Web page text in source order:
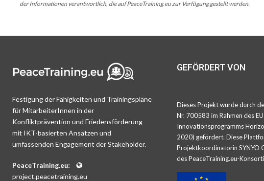
der Informationen verantwortlich, die auf PeaceTraining.eu zur Verfügung gestellt werden.
Festigung der Fähigkeiten und Trainingspläne
für MitarbeiterInnen in der
Konfliktprävention und Friedensförderung
mit IKT-basierten Ansätzen und
umfassenden Engagement der Stakeholder.
PeaceTraining.eu:
project.peacetraining.eu
GEFÖRDERT VON
Dieses Projekt wurde durch
Nr. 700583 im Rahmen des
Innovationsprogramms
2020) gefördert. Diese
Projektkoordinatorin SYNYO
des PeaceTraining.eu-